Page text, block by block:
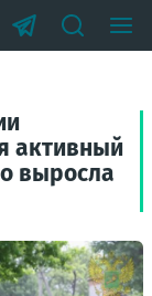
активный
выросла